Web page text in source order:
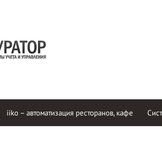
iiko – автоматизация ресторанов, кафе